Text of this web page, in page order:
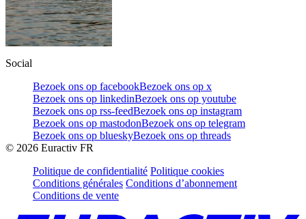
Social
Bezoek ons op facebookBezoek ons op x
Bezoek ons op linkedinBezoek ons op youtube
Bezoek ons op rss-feedBezoek ons op instagram
Bezoek ons op mastodonBezoek ons op telegram
Bezoek ons op blueskyBezoek ons op threads
© 2026 Euractiv FR
Politique de confidentialité Politique cookies
Conditions générales Conditions d’abonnement
Conditions de vente